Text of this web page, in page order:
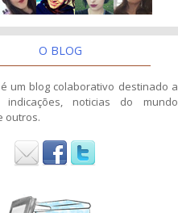
O BLOG
é um blog colaborativo destinado a
noticias do mundo
outros.